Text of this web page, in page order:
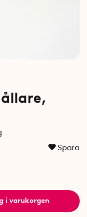
Spara
i varukorgen